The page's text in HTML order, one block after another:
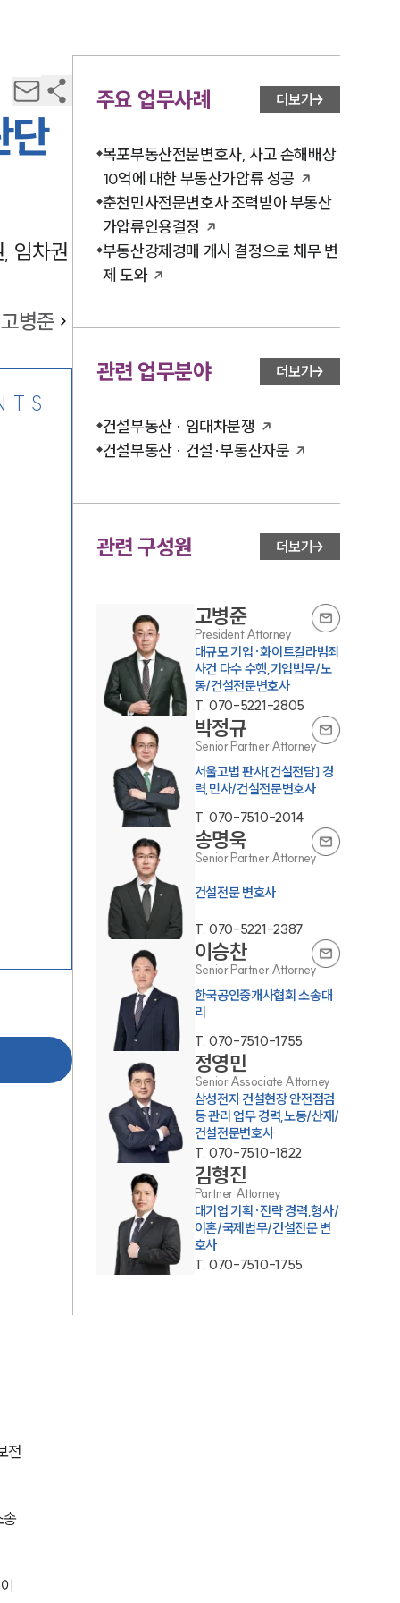
팀소개
팀소개
대륜의 강점
오시는 길
글로벌 파트너 로펌
고객의 소리
통합검색
AI대륜
단
임차권
고병준
전
송
주요 업무사례 더보기
목포부동산전문변호사, 사고 손해배상
10억에 대한 부동산가압류 성공
춘천민사전문변호사 조력받아 부동산
가압류인용결정
부동산강제경매 개시 결정으로 채무 변
제 도와
관련 업무분야 더보기
건설부동산 · 임대차분쟁
건설부동산 · 건설·부동산자문
관련 구성원 더보기
고병준
President Attorney
대규모 기업·화이트칼라범죄
사건 다수 수행,기업법무/노
동/건설전문변호사
T. 070-5221-2805
박정규
Senior Partner Attorney
서울고법 판사[건설전담] 경
력,민사/건설전문변호사
T. 070-7510-2014
송명욱
Senior Partner Attorney
건설전문 변호사
T. 070-5221-2387
이승찬
Senior Partner Attorney
한국공인중개사협회 소송대
리
T. 070-7510-1755
정영민
Senior Associate Attorney
삼성전자 건설현장 안전점검
등 관리 업무 경력,노동/산재/
건설전문변호사
T. 070-7510-1822
김형진
Partner Attorney
대기업 기획·전략 경력,형사/
이혼/국제법무/건설전문 변
호사
T. 070-7510-1755